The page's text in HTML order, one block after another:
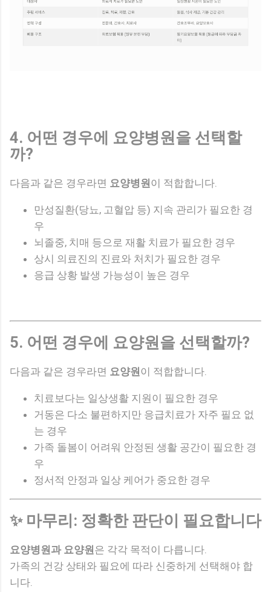
4. 어떤 경우에 요양병원을 선택할
까?
다음과 같은 경우라면 요양병원이 적합합니다.
만성질환(당뇨, 고혈압 등) 지속 관리가 필요한 경
우
뇌졸중, 치매 등으로 재활 치료가 필요한 경우
상시 의료진의 진료와 처치가 필요한 경우
응급 상황 발생 가능성이 높은 경우
5. 어떤 경우에 요양원을 선택할까?
다음과 같은 경우라면 요양원이 적합합니다.
치료보다는 일상생활 지원이 필요한 경우
거동은 다소 불편하지만 응급치료가 자주 필요 없
는 경우
가족 돌봄이 어려워 안정된 생활 공간이 필요한 경
우
정서적 안정과 일상 케어가 중요한 경우
✨ 마무리: 정확한 판단이 필요합니다
요양병원과 요양원은 각각 목적이 다릅니다.
가족의 건강 상태와 필요에 따라 신중하게 선택해야 합
니다.